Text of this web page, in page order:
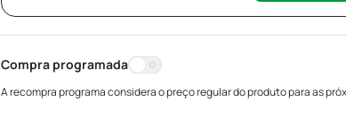
Compra programada
A recompra programa considera o preço regular do produto para as